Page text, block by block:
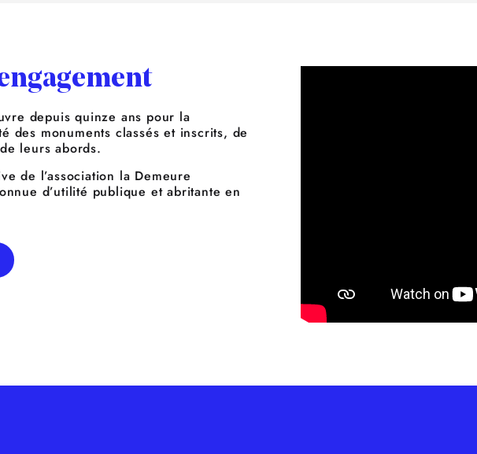
depuis quinze ans pour la
des monuments classés et inscrits, de
leurs abords.
de l’association la Demeure
d’utilité publique et abritante en